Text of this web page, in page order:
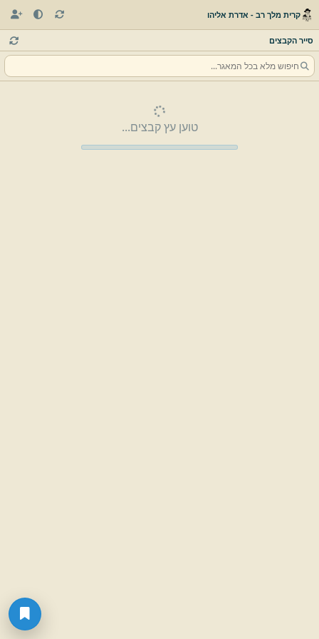
קרית מלך רב - אדרת אליהו
סייר הקבצים
טוען עץ קבצים...